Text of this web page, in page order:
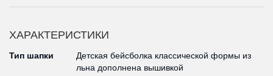
ХАРАКТЕРИСТИКИ
Тип шапки
Детская бейсболка классической формы из
льна дополнена вышивкой